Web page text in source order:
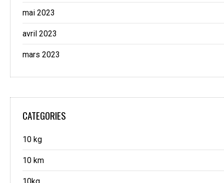
mai 2023
avril 2023
mars 2023
CATEGORIES
10 kg
10 km